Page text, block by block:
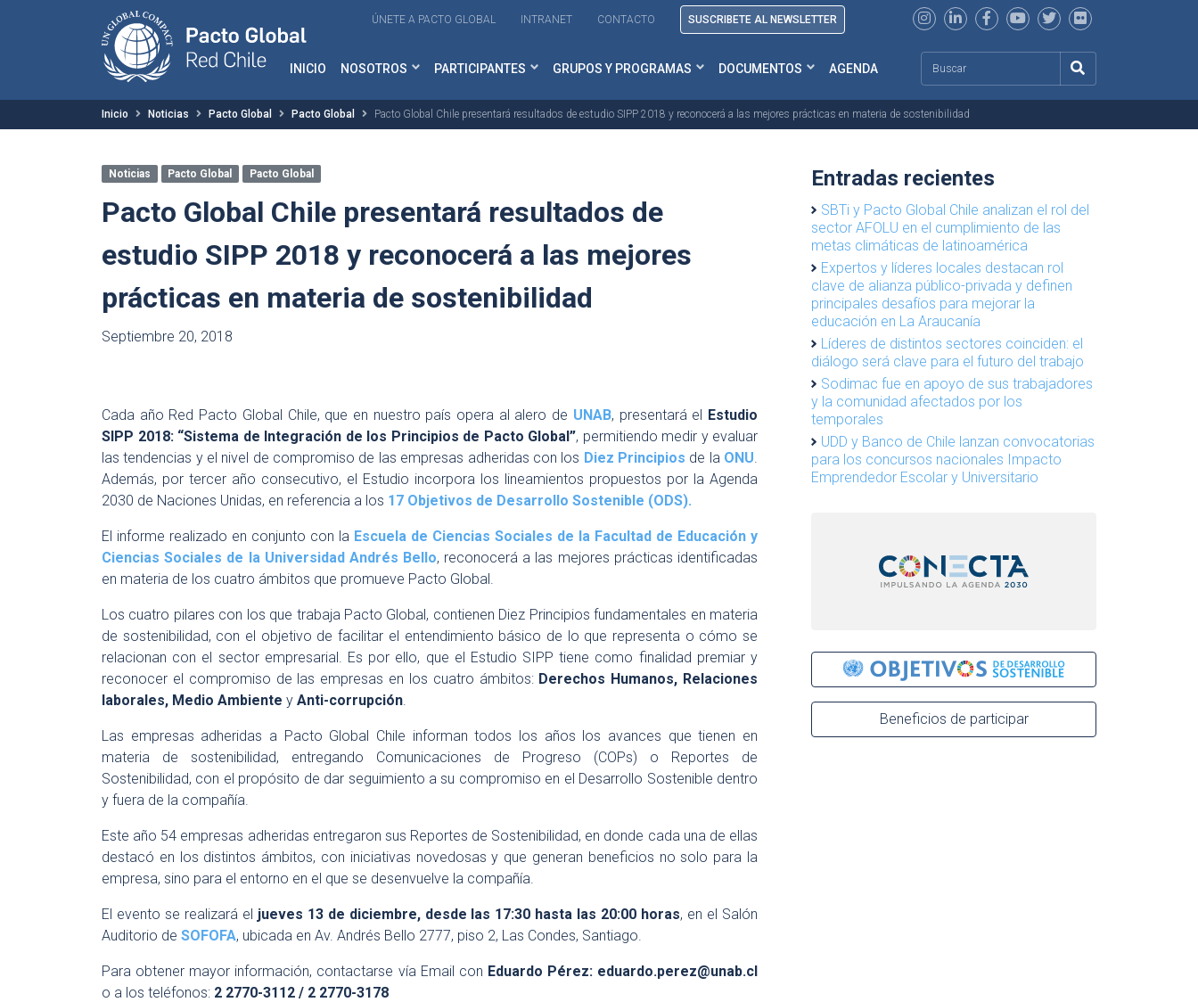
ÚNETE A PACTO GLOBAL INTRANET CONTACTO SUSCRIBETE AL NEWSLETTER
INICIO NOSOTROS PARTICIPANTES GRUPOS Y PROGRAMAS DOCUMENTOS AGENDA
Inicio Noticias Pacto Global Pacto Global Pacto Global Chile presentará resultados de estudio SIPP 2018 y reconocerá a las mejores prácticas en materia de sostenibilidad
Noticias Pacto Global Pacto Global
Pacto Global Chile presentará resultados de
estudio SIPP 2018 y reconocerá a las mejores
prácticas en materia de sostenibilidad
Septiembre 20, 2018
Cada año Red Pacto Global Chile, que en nuestro país opera al alero de UNAB, presentará el Estudio
SIPP 2018: “Sistema de Integración de los Principios de Pacto Global”, permitiendo medir y evaluar
las tendencias y el nivel de compromiso de las empresas adheridas con los Diez Principios de la ONU.
Además, por tercer año consecutivo, el Estudio incorpora los lineamientos propuestos por la Agenda
2030 de Naciones Unidas, en referencia a los 17 Objetivos de Desarrollo Sostenible (ODS).
El informe realizado en conjunto con la Escuela de Ciencias Sociales de la Facultad de Educación y
Ciencias Sociales de la Universidad Andrés Bello, reconocerá a las mejores prácticas identificadas
en materia de los cuatro ámbitos que promueve Pacto Global.
Los cuatro pilares con los que trabaja Pacto Global, contienen Diez Principios fundamentales en materia
de sostenibilidad, con el objetivo de facilitar el entendimiento básico de lo que representa o cómo se
relacionan con el sector empresarial. Es por ello, que el Estudio SIPP tiene como finalidad premiar y
reconocer el compromiso de las empresas en los cuatro ámbitos: Derechos Humanos, Relaciones
laborales, Medio Ambiente y Anti-corrupción.
Las empresas adheridas a Pacto Global Chile informan todos los años los avances que tienen en
materia de sostenibilidad, entregando Comunicaciones de Progreso (COPs) o Reportes de
Sostenibilidad, con el propósito de dar seguimiento a su compromiso en el Desarrollo Sostenible dentro
y fuera de la compañía.
Este año 54 empresas adheridas entregaron sus Reportes de Sostenibilidad, en donde cada una de ellas
destacó en los distintos ámbitos, con iniciativas novedosas y que generan beneficios no solo para la
empresa, sino para el entorno en el que se desenvuelve la compañía.
El evento se realizará el jueves 13 de diciembre, desde las 17:30 hasta las 20:00 horas, en el Salón
Auditorio de SOFOFA, ubicada en Av. Andrés Bello 2777, piso 2, Las Condes, Santiago.
Para obtener mayor información, contactarse vía Email con Eduardo Pérez: eduardo.perez@unab.cl
o a los teléfonos: 2 2770-3112 / 2 2770-3178
Entradas recientes
SBTi y Pacto Global Chile analizan el rol del
sector AFOLU en el cumplimiento de las
metas climáticas de latinoamérica
Expertos y líderes locales destacan rol
clave de alianza público-privada y definen
principales desafíos para mejorar la
educación en La Araucanía
Líderes de distintos sectores coinciden: el
diálogo será clave para el futuro del trabajo
Sodimac fue en apoyo de sus trabajadores
y la comunidad afectados por los
temporales
UDD y Banco de Chile lanzan convocatorias
para los concursos nacionales Impacto
Emprendedor Escolar y Universitario
Beneficios de participar